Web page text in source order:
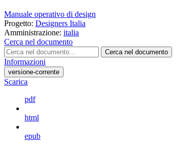
Manuale operativo di design
Progetto: Designers Italia
Amministrazione: italia
Cerca nel documento
Cerca nel documento
Informazioni
versione-corrente
Scarica
pdf
html
epub